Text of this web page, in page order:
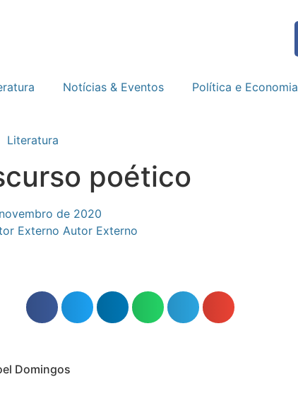
Notícias & Eventos Política e Economia
Literatura
poético
de 2020
Autor Externo
Domingos